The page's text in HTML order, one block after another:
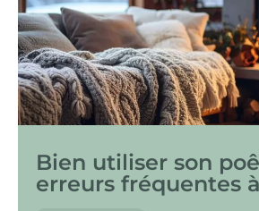
Bien utiliser son
erreurs fréquentes